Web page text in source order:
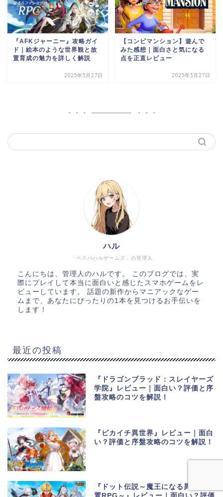
『AFKジャーニー』攻略ガイ
ド｜絵本のような世界観と放
置育成の魅力を詳しく解説
2025年5月27日
【コンビマンション】遊んで
みた感想｜面白さと気になる
点を正直レビュー
2025年3月27日
「ベスパハルゲームズ」の管理人
ハル
こんにちは、管理人のハルです。 このブログでは、実
際にプレイして本当に面白いと感じたスマホゲームをレ
ビューしています。 話題の新作からマニアックなゲー
ムまで、あなたにぴったりの1本を見つけるお手伝いを
します！
最近の投稿
『ドラゴンブラッド：スレイヤーズ
学院』レビュー｜面白い？評価と序
盤攻略のコツを解説！
『ピカイチ異世界』レビュー｜面白
い？評価と序盤攻略のコツを解説！
『ドット伝説～魔王になる異世界放